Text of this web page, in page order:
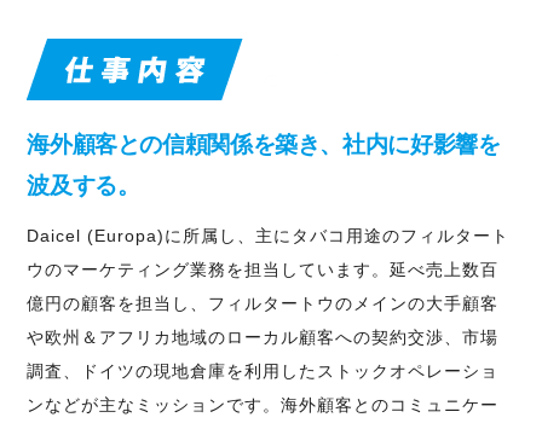
海外顧客との信頼関係を築き、社内に好影響を
波及する。
Daicel (Europa)に所属し、主にタバコ用途のフィルタート
ウのマーケティング業務を担当しています。延べ売上数百
億円の顧客を担当し、フィルタートウのメインの大手顧客
や欧州＆アフリカ地域のローカル顧客への契約交渉、市場
調査、ドイツの現地倉庫を利用したストックオペレーショ
ンなどが主なミッションです。海外顧客とのコミュニケー